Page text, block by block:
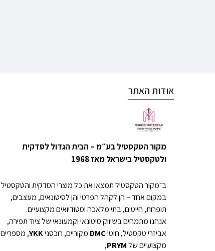
אודות האתר
מקור הטקסטיל בע״מ – הבית הגדול לסדקית
ולטקסטיל בישראל מאז 1968
ב־מקור הטקסטיל תמצאו את כל מוצרי הסדקית והטקסטיל
במקום אחד – הן לקהל הפרטי והן לסיטונאים, מעצבים,
תופרות, חייטים, בתי מלאכה וסטודיואים מקצועיים.
אנחנו מתמחים בשיווק סיטונאי וקמעונאי של ציוד תפירה,
אביזרי טקסטיל, חוטיDMC מקוריים, רוכסניYKK, מספריים
מקצועיים שלPRYM
,